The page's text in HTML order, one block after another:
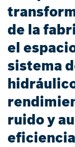
de la
el
sistema
ruido y